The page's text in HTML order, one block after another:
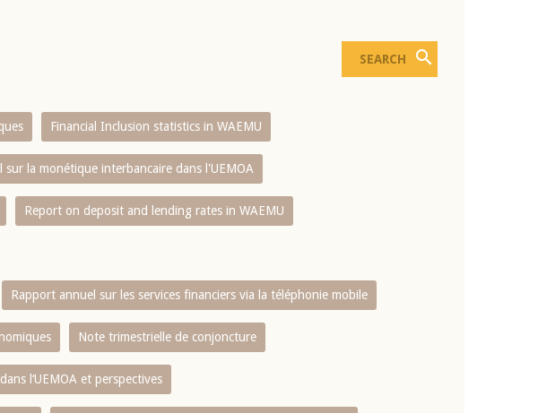
Financial Inclusion statistics in WAEMU
sur la monétique interbancaire dans l'UEMOA
Report on deposit and lending rates in WAEMU
Rapport annuel sur les services financiers via la téléphonie mobile
Note trimestrielle de conjoncture
l‘UEMOA et perspectives